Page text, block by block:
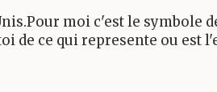
moi c'est le symbole
ce qui represente ou est